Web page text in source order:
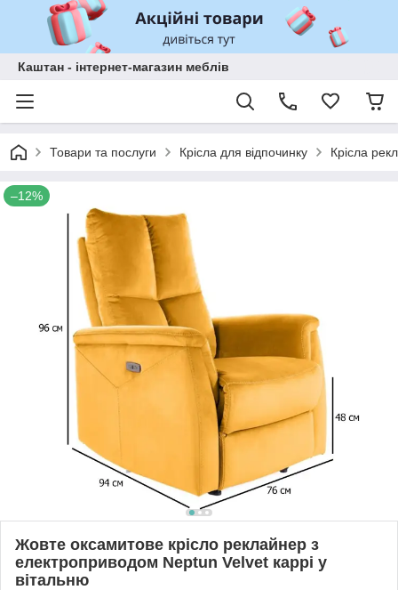
Каштан - інтернет-магазин меблів
Товари та послуги Крісла для відпочинку Крісла
–12%
Жовте оксамитове крісло реклайнер з
електроприводом Neptun Velvet каррі у
вітальню